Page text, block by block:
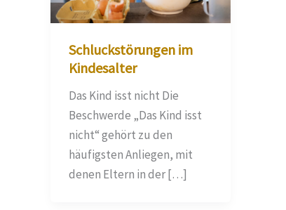
Schluckstörungen im
Kindesalter
Das Kind isst nicht Die
Beschwerde „Das Kind isst
nicht“ gehört zu den
häufigsten Anliegen, mit
denen Eltern in der […]